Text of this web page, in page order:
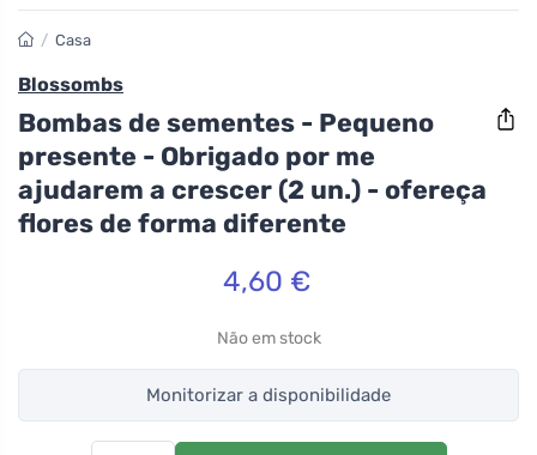
/ Casa
Blossombs
Bombas de sementes - Pequeno
presente - Obrigado por me
ajudarem a crescer (2 un.) - ofereça
flores de forma diferente
4,60 €
Não em stock
Monitorizar a disponibilidade